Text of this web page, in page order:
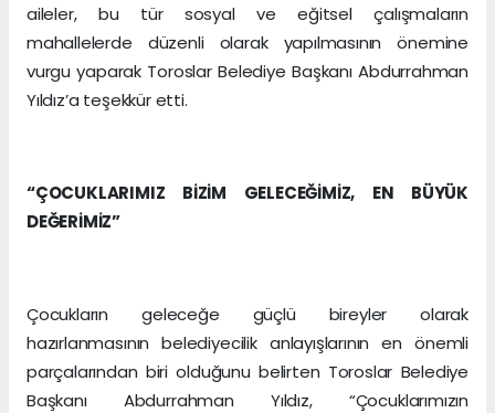
aileler, bu tür sosyal ve eğitsel çalışmaların
mahallelerde düzenli olarak yapılmasının önemine
vurgu yaparak Toroslar Belediye Başkanı Abdurrahman
Yıldız’a teşekkür etti.
“ÇOCUKLARIMIZ BİZİM GELECEĞİMİZ, EN BÜYÜK
DEĞERİMİZ”
Çocukların geleceğe güçlü bireyler olarak
hazırlanmasının belediyecilik anlayışlarının en önemli
parçalarından biri olduğunu belirten Toroslar Belediye
Başkanı Abdurrahman Yıldız, “Çocuklarımızın